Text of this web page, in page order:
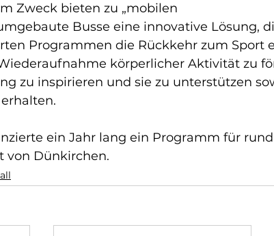
Zweck bieten zu „mobilen
Busse eine innovative Lösung,
Programmen die Rückkehr zum Sport
körperlicher Aktivität zu
zu inspirieren und sie zu unterstützen
ein Jahr lang ein Programm für
von Dünkirchen.